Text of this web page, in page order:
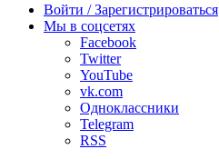
радио
Войти / Зарегистрироваться
Мы в соцсетях
Facebook
Twitter
YouTube
vk.com
Одноклассники
Telegram
RSS